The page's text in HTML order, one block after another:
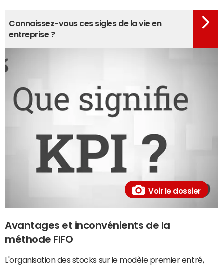
Voir le dossier
Connaissez-vous ces sigles de la vie en
entreprise ?
Avantages et inconvénients de la
méthode FIFO
L'organisation des stocks sur le modèle premier entré,